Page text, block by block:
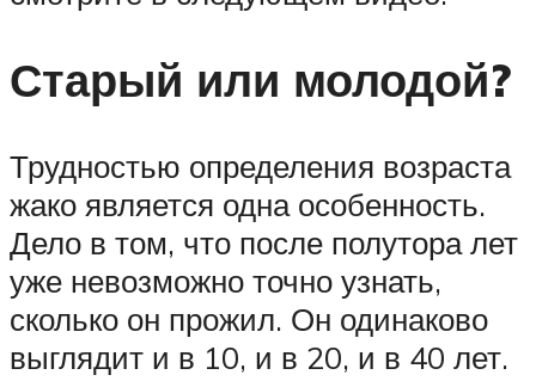
Старый или молодой?
Трудностью определения возраста
жако является одна особенность.
Дело в том, что после полутора лет
уже невозможно точно узнать,
сколько он прожил. Он одинаково
выглядит и в 10, и в 20, и в 40 лет.